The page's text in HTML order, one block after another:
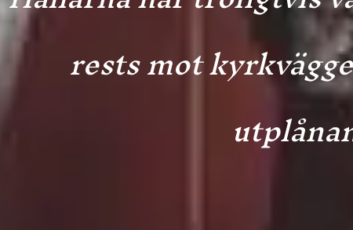
rests mot